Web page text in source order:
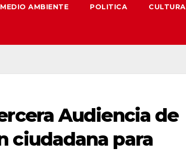
MEDIO AMBIENTE POLITICA CULTURA
Audiencia de
ciudadana para